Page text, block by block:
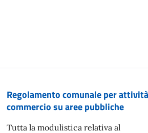
Regolamento comunale per
commercio su aree pubbliche
Tutta la modulistica relativa al